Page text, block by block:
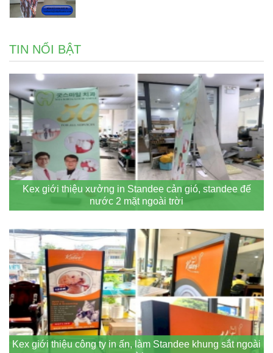
TIN NỔI BẬT
Kex giới thiệu xưởng in Standee cản gió, standee đế
nước 2 mặt ngoài trời
Kex giới thiệu công ty in ấn, làm Standee khung sắt ngoài